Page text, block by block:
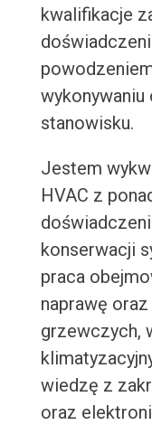
kwalifikacje
stanowisku.
Jestem
HVAC z
konserwacji
praca
naprawę
grzewczych,
wiedzę z
oraz